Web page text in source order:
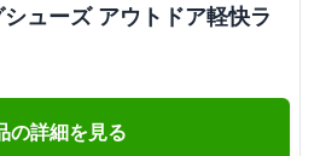
ューズ アウトドア軽快ラ
の詳細を見る